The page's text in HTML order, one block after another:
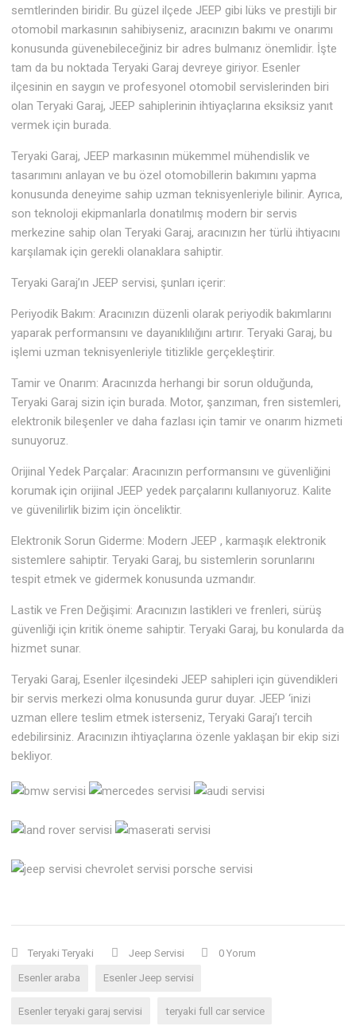
semtlerinden biridir. Bu güzel ilçede JEEP gibi lüks ve prestijli bir
otomobil markasının sahibiyseniz, aracınızın bakımı ve onarımı
konusunda güvenebileceğiniz bir adres bulmanız önemlidir. İşte
tam da bu noktada Teryaki Garaj devreye giriyor. Esenler
ilçesinin en saygın ve profesyonel otomobil servislerinden biri
olan Teryaki Garaj, JEEP sahiplerinin ihtiyaçlarına eksiksiz yanıt
vermek için burada.
Teryaki Garaj, JEEP markasının mükemmel mühendislik ve
tasarımını anlayan ve bu özel otomobillerin bakımını yapma
konusunda deneyime sahip uzman teknisyenleriyle bilinir. Ayrıca,
son teknoloji ekipmanlarla donatılmış modern bir servis
merkezine sahip olan Teryaki Garaj, aracınızın her türlü ihtiyacını
karşılamak için gerekli olanaklara sahiptir.
Teryaki Garaj’ın JEEP servisi, şunları içerir:
Periyodik Bakım: Aracınızın düzenli olarak periyodik bakımlarını
yaparak performansını ve dayanıklılığını artırır. Teryaki Garaj, bu
işlemi uzman teknisyenleriyle titizlikle gerçekleştirir.
Tamir ve Onarım: Aracınızda herhangi bir sorun olduğunda,
Teryaki Garaj sizin için burada. Motor, şanzıman, fren sistemleri,
elektronik bileşenler ve daha fazlası için tamir ve onarım hizmeti
sunuyoruz.
Orijinal Yedek Parçalar: Aracınızın performansını ve güvenliğini
korumak için orijinal JEEP yedek parçalarını kullanıyoruz. Kalite
ve güvenilirlik bizim için önceliktir.
Elektronik Sorun Giderme: Modern JEEP , karmaşık elektronik
sistemlere sahiptir. Teryaki Garaj, bu sistemlerin sorunlarını
tespit etmek ve gidermek konusunda uzmandır.
Lastik ve Fren Değişimi: Aracınızın lastikleri ve frenleri, sürüş
güvenliği için kritik öneme sahiptir. Teryaki Garaj, bu konularda da
hizmet sunar.
Teryaki Garaj, Esenler ilçesindeki JEEP sahipleri için güvendikleri
bir servis merkezi olma konusunda gurur duyar. JEEP ‘inizi
uzman ellere teslim etmek isterseniz, Teryaki Garaj’ı tercih
edebilirsiniz. Aracınızın ihtiyaçlarına özenle yaklaşan bir ekip sizi
bekliyor.
Teryaki Teryaki Jeep Servisi 0 Yorum
Esenler araba Esenler Jeep servisi
Esenler teryaki garaj servisi teryaki full car service